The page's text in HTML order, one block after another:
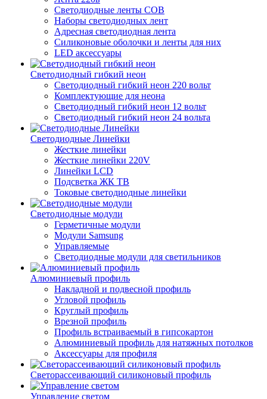
Светодиодные ленты COB
Наборы светодиодных лент
Адресная светодиодная лента
Силиконовые оболочки и ленты для них
LED аксессуары
Светодиодный гибкий неон
Светодиодный гибкий неон 220 вольт
Комплектующие для неона
Светодиодный гибкий неон 12 вольт
Светодиодный гибкий неон 24 вольта
Светодиодные Линейки
Жесткие линейки
Жесткие линейки 220V
Линейки LCD
Подсветка ЖК ТВ
Токовые светодиодные линейки
Светодиодные модули
Герметичные модули
Модули Samsung
Управляемые
Светодиодные модули для светильников
Алюминиевый профиль
Накладной и подвесной профиль
Угловой профиль
Круглый профиль
Врезной профиль
Профиль встраиваемый в гипсокартон
Алюминиевый профиль для натяжных потолков
Аксессуары для профиля
Светорассеивающий силиконовый профиль
Управление светом